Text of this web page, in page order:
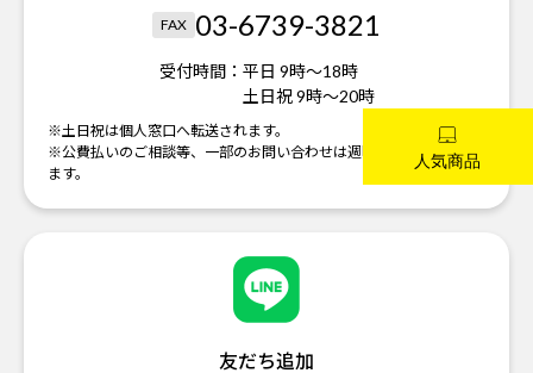
FAX 03-6739-3821
受付時間： 平日 9時～18時
土日祝 9時～20時
※土日祝は個人窓口へ転送されます。
※公費払いのご相談等、一部のお問い合わせは週明けの対応になり
ます。
友だち追加